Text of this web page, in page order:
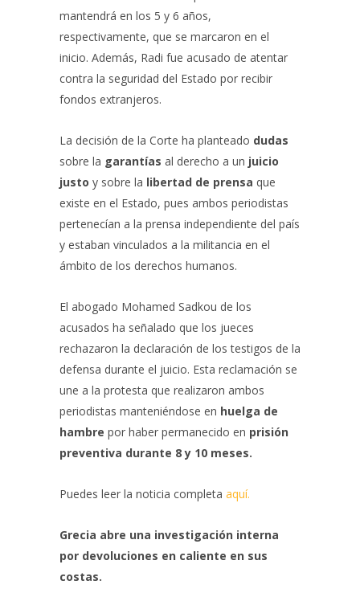
mantendrá en los 5 y 6 años,
respectivamente, que se marcaron en el
inicio. Además, Radi fue acusado de atentar
contra la seguridad del Estado por recibir
fondos extranjeros.
La decisión de la Corte ha planteado dudas
sobre la garantías al derecho a un juicio
justo y sobre la libertad de prensa que
existe en el Estado, pues ambos periodistas
pertenecían a la prensa independiente del país
y estaban vinculados a la militancia en el
ámbito de los derechos humanos.
El abogado Mohamed Sadkou de los
acusados ha señalado que los jueces
rechazaron la declaración de los testigos de la
defensa durante el juicio. Esta reclamación se
une a la protesta que realizaron ambos
periodistas manteniéndose en huelga de
hambre por haber permanecido en prisión
preventiva durante 8 y 10 meses.
Puedes leer la noticia completa aquí.
Grecia abre una investigación interna
por devoluciones en caliente en sus
costas.